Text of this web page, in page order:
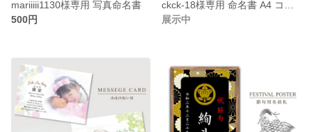
mariiiii1130様専用 写真命名書
500円
展示中